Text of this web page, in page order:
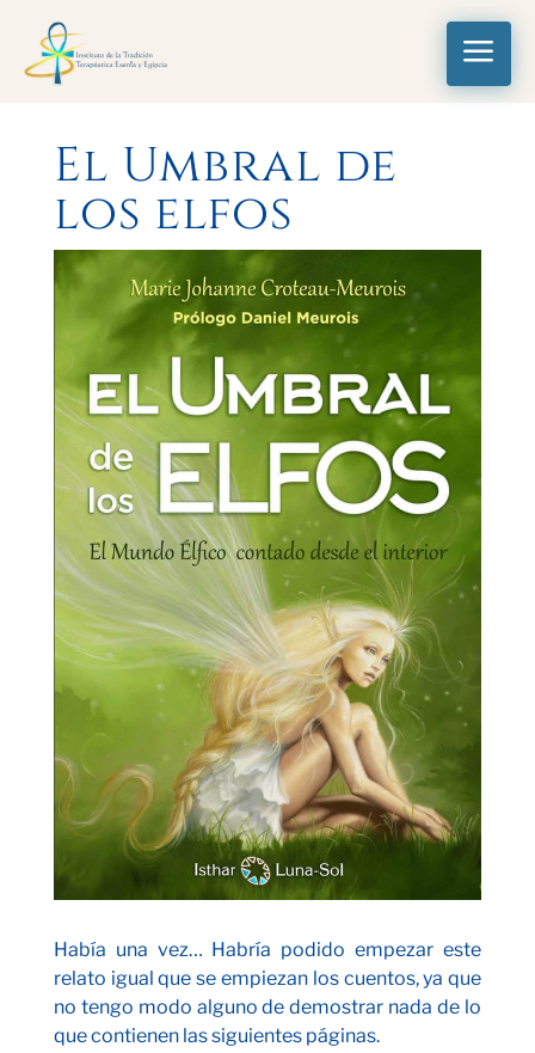
a
El Umbral de
los elfos
Había una vez… Habría podido empezar este
relato igual que se empiezan los cuentos, ya que
no tengo modo alguno de demostrar nada de lo
que contienen las siguientes páginas.